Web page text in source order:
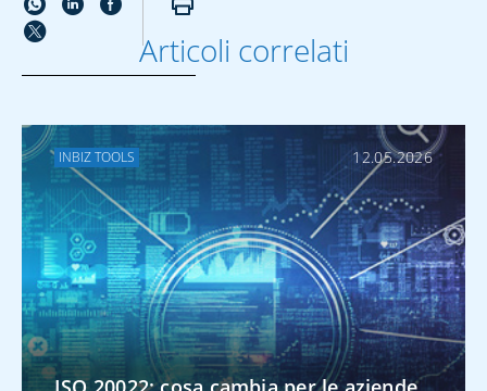
ALTRO SU
TREASURY
Virtual Account: un
nuovo modello di
tesoreria digitale
per Milano Cortina
2026
Articoli correlati
INBIZ TOOLS 12.05.2026